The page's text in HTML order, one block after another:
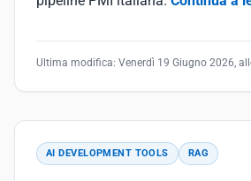
Ultima modifica: Venerdì 19 Giugno 2026,
AI DEVELOPMENT TOOLS RAG